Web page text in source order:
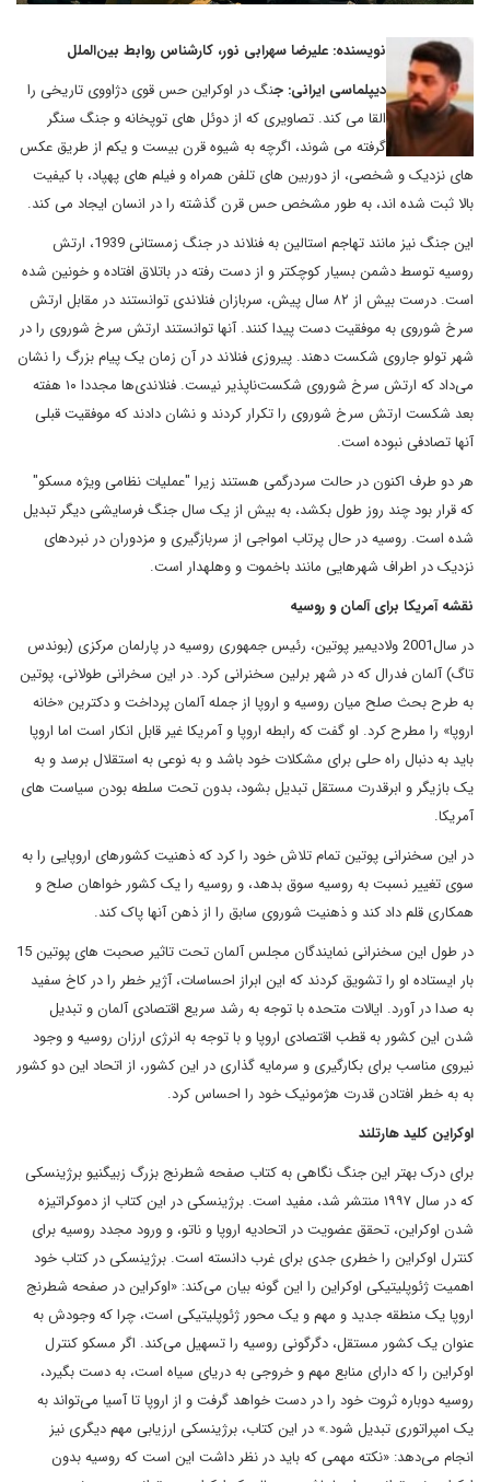
نویسنده: علیرضا سهرابی نور، کارشناس روابط بین‌الملل
دیپلماسی ایرانی: جنگ در اوکراین حس قوی دژاووی تاریخی را
القا می کند. تصاویری که از دوئل های توپخانه و جنگ سنگر
گرفته می شوند، اگرچه به شیوه قرن بیست و یکم از طریق عکس
های نزدیک و شخصی، از دوربین های تلفن همراه و فیلم های پهپاد، با کیفیت
بالا ثبت شده اند، به طور مشخص حس قرن گذشته را در انسان ایجاد می کند.
این جنگ نیز مانند تهاجم استالین به فنلاند در جنگ زمستانی 1939، ارتش
روسیه توسط دشمن بسیار کوچکتر و از دست رفته در باتلاق افتاده و خونین شده
است. درست بیش از ۸۲ سال پیش، سربازان فنلاندی توانستند در مقابل ارتش
سرخ شوروی به موفقیت دست پیدا کنند. آنها توانستند ارتش سرخ شوروی را در
شهر تولو جاروی شکست دهند. پیروزی فنلاند در آن زمان یک پیام بزرگ را نشان
می‌داد که ارتش سرخ شوروی شکست‌ناپذیر نیست. فنلاندی‌ها مجددا ۱۰ هفته
بعد شکست ارتش سرخ شوروی را تکرار کردند و نشان دادند که موفقیت قبلی
آنها تصادفی نبوده است.
هر دو طرف اکنون در حالت سردرگمی هستند زیرا "عملیات نظامی ویژه مسکو"
که قرار بود چند روز طول بکشد، به بیش از یک سال جنگ فرسایشی دیگر تبدیل
شده است. روسیه در حال پرتاب امواجی از سربازگیری و مزدوران در نبردهای
نزدیک در اطراف شهرهایی مانند باخموت و وهلهدار است.
نقشه آمریکا برای آلمان و روسیه
در سال2001 ولادیمیر پوتین، رئیس جمهوری روسیه در پارلمان مرکزی (بوندس
تاگ) آلمان فدرال که در شهر برلین سخنرانی کرد. در این سخرانی طولانی، پوتین
به طرح بحث صلح میان روسیه و اروپا از جمله آلمان پرداخت و دکترین «خانه
اروپا» را مطرح کرد. او گفت که رابطه اروپا و آمریکا غیر قابل انکار است اما اروپا
باید به دنبال راه حلی برای مشکلات خود باشد و به نوعی به استقلال برسد و به
یک بازیگر و ابرقدرت مستقل تبدیل بشود، بدون تحت سلطه بودن سیاست های
آمریکا.
در این سخنرانی پوتین تمام تلاش خود را کرد که ذهنیت کشورهای اروپایی را به
سوی تغییر نسبت به روسیه سوق بدهد، و روسیه را یک کشور خواهان صلح و
همکاری قلم داد کند و ذهنیت شوروی سابق را از ذهن آنها پاک کند.
در طول این سخنرانی نمایندگان مجلس آلمان تحت تاثیر صحبت های پوتین 15
بار ایستاده او را تشویق کردند که این ابراز احساسات، آژیر خطر را در کاخ سفید
به صدا در آورد. ایالات متحده با توجه به رشد سریع اقتصادی آلمان و تبدیل
شدن این کشور به قطب اقتصادی اروپا و با توجه به انرژی ارزان روسیه و وجود
نیروی مناسب برای بکارگیری و سرمایه گذاری در این کشور، از اتحاد این دو کشور
به به خطر افتادن قدرت هژمونیک خود را احساس کرد.
اوکراین کلید هارتلند
برای درک بهتر این جنگ نگاهی به کتاب صفحه شطرنج بزرگ زبیگنیو برژینسکی
که در سال ۱۹۹۷ منتشر شد، مفید است. برژینسکی در این کتاب از دموکراتیزه
شدن اوکراین، تحقق عضویت در اتحادیه اروپا و ناتو، و ورود مجدد روسیه برای
کنترل اوکراین را خطری جدی برای غرب دانسته است. برژینسکی در کتاب خود
اهمیت ژئوپلیتیکی اوکراین را این گونه بیان می‌کند: «اوکراین در صفحه شطرنج
اروپا یک منطقه جدید و مهم و یک محور ژئوپلیتیکی است، چرا که وجودش به
عنوان یک کشور مستقل، دگرگونی روسیه را تسهیل می‌کند. اگر مسکو کنترل
اوکراین را که دارای منابع مهم و خروجی به دریای سیاه است، به دست بگیرد،
روسیه دوباره ثروت خود را در دست خواهد گرفت و از اروپا تا آسیا می‌تواند به
یک امپراتوری تبدیل شود.» در این کتاب، برژینسکی ارزیابی مهم دیگری نیز
انجام می‌دهد: «نکته مهمی که باید در نظر داشت این است که روسیه بدون